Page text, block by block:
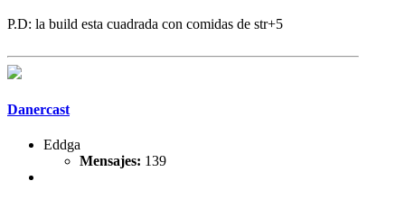
P.D: la build esta cuadrada con comidas de str+5
Danercast
Eddga
Mensajes: 139